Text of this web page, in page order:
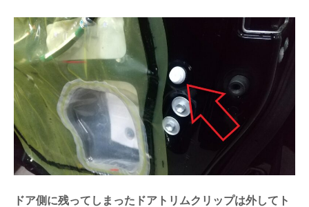
ドア側に残ってしまったドアトリムクリップは外してト